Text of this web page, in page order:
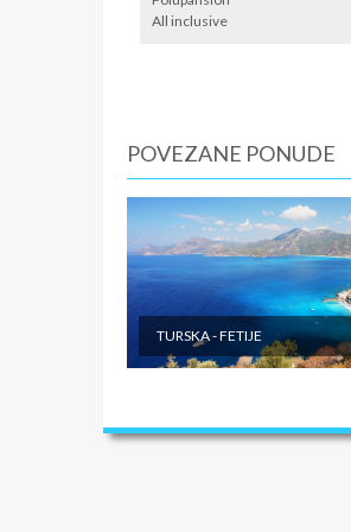
All inclusive
POVEZANE PONUDE
TURSKA - FETIJE